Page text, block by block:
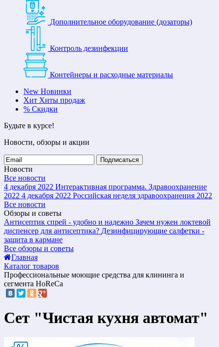
Дополнительное оборудование (дозаторы)
Контроль дезинфекции
Контейнеры и расходные материалы
New Новинки
Хит Хиты продаж
% Скидки
Будьте в курсе!
Новости, обзоры и акции
Подписаться
Новости
Все новости
4 декабря 2022 Интерактивная программа. Здравоохранение
2022 4 декабря 2022 Российская неделя здравоохранения 2022
Все новости
Обзоры и советы
Антисептик спрей - удобно и надежно Зачем нужен локтевой
диспенсер для антисептика? Дезинфицирующие салфетки -
защита в кармане
Все обзоры и советы
Главная
Каталог товаров
Профессиональные моющие средства для клининга и
сегмента HoReCa
Сет "Чистая кухня автомат"